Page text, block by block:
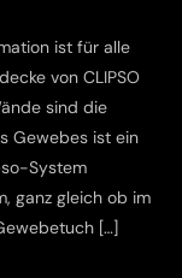
ist für alle
von CLIPSO
sind die
Gewebes ist ein
System
ganz gleich ob im
[…]